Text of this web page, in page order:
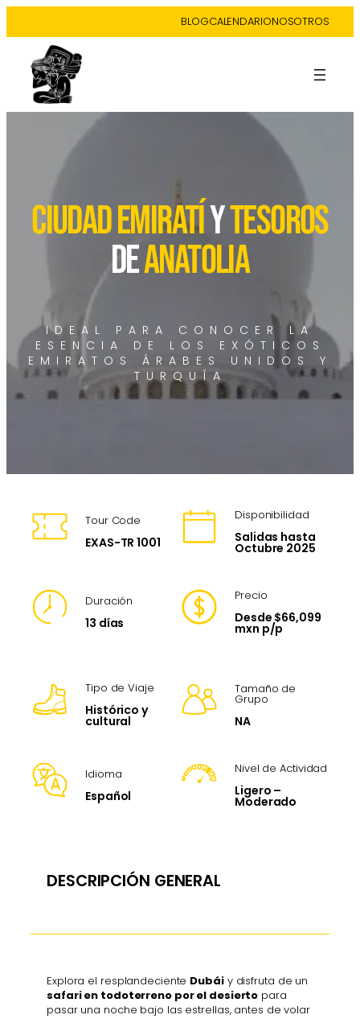
BLOGCALENDARIONOSOTROS
CIUDAD EMIRATÍYTESOROS
DEANATOLIA
IDEAL PARA CONOCER LA
ESENCIA DE LOS EXÓTICOS
EMIRATOS ÁRABES UNIDOS Y
TURQUÍA
Tour Code
EXAS-TR 1001
Disponibilidad
Salidas hasta
Octubre 2025
Duración
13 días
Precio
Desde $66,099
mxn p/p
Tipo de Viaje
Histórico y
cultural
Tamaño de
Grupo
NA
Idioma
Español
Nivel de Actividad
Ligero –
Moderado
DESCRIPCIÓN GENERAL
Explora el resplandeciente Dubáiy disfruta de un
safari en todoterreno por el desierto para
pasar una noche bajo las estrellas, antes de volar